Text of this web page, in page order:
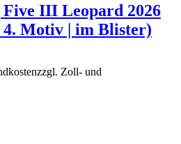
Five III Leopard 2026
4. Motiv | im Blister)
zzgl. Zoll- und